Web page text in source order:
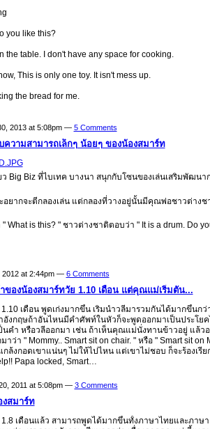
you like this?
the table. I don't have any space for cooking.
This is only one toy. It isn't mess up.
the bread for me.
2013 at 5:08pm — 5 Comments
วามสามารถเล็กๆ น้อยๆ ของน้องสมาร์ท
Big Biz ที่ไบเทค บางนา สนุกกับโซนของเล่นเสริมพัฒนา
อยากจะตีกลองเล่น แต่กลองที่วางอยู่นั้นมีคุณพ่อชาวต่างช
What is this? " ชาวต่างชาติตอบว่า " It is a drum. Do
2012 at 2:44pm — 6 Comments
ของน้องสมาร์ทวัย 1.10 เดือน แต่คุณแม่เริ่มตัน...
เดือน พูดเก่งมากขึ้น เริ่มนำวลีมารวมกันได้มากขึ้นก
อังกฤษถ้าอันไหนมีคำศัพท์ในหัวก็จะพูดออกมาเป็นประโย
นคำ หรือวลีออกมา เช่น ถ้าเห็นคุณแม่นั่งทานข้าวอยู่ แล้ว
าว่า " Mommy.. Smart sit on chair. " หรือ " Smart sit on
งกอดเขาแน่นๆ ไม่ให้ไปไหน แต่เขาไม่ชอบ ก็จะร้องเรี
Papa locked, Smart…
2011 at 5:08pm — 3 Comments
สมาร์ท
เดือนแล้ว สามารถพูดได้มากขึ้นทั้งภาษาไทยและภาษ